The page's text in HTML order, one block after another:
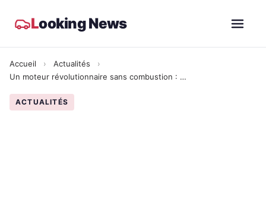
Looking News
Accueil › Actualités
›
Un moteur révolutionnaire sans combustion : 280 CV et adieu au ravitaillement
ACTUALITÉS